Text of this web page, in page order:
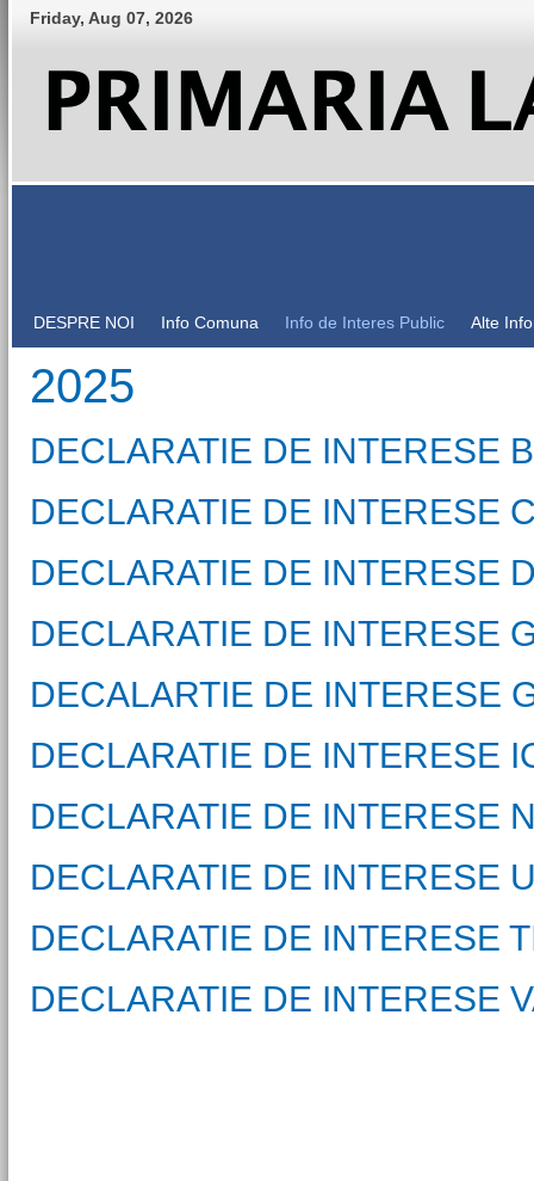
Friday, Aug 07, 2026
DESPRE NOI Info Comuna Info de Interes Public Alte
2025
DECLARATIE DE INTERESE
DECLARATIE DE INTERESE
DECLARATIE DE INTERESE
DECLARATIE DE INTERESE
DECALARTIE DE INTERESE
DECLARATIE DE INTERESE
DECLARATIE DE INTERESE
DECLARATIE DE INTERESE
DECLARATIE DE INTERESE
DECLARATIE DE INTERESE